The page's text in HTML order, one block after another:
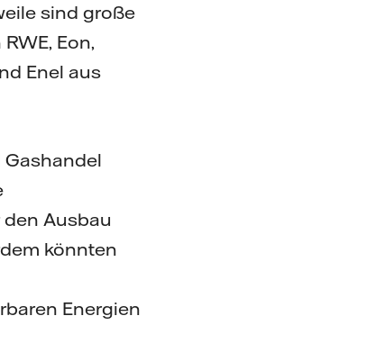
sind große
Eon,
Enel aus
Ausbau
könnten
Energien